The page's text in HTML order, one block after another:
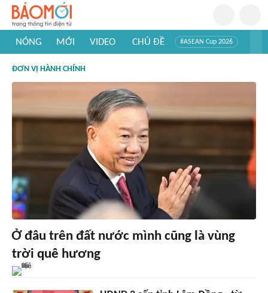
NÓNG MỚI VIDEO CHỦ ĐỀ #ASEAN Cup 2026
#Khám phá thế giới
ĐƠN VỊ HÀNH CHÍNH
Ở đâu trên đất nước mình cũng là vùng
trời quê hương